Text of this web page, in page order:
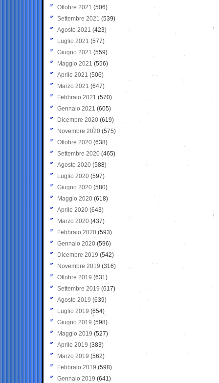
Ottobre 2021 (506)
Settembre 2021 (539)
Agosto 2021 (423)
Luglio 2021 (577)
Giugno 2021(559)
Maggio 2021 (556)
Aprile 2021 (506)
Marzo 2021 (647)
Febbraio 2021 (570)
Gennaio 2021 (605)
Dicembre 2020 (619)
Novembre 2020 (575)
Ottobre 2020 (638)
Settembre 2020(465)
Agosto 2020 (588)
Luglio 2020 (597)
Giugno 2020 (580)
Maggio 2020 (618)
Aprile 2020 (643)
Marzo 2020 (437)
Febbraio 2020 (593)
Gennaio 2020 (596)
Dicembre 2019 (542)
Novembre 2019 (316)
Ottobre 2019 (631)
Settembre 2019 (617)
Agosto 2019 (639)
Luglio 2019 (654)
Giugno 2019 (598)
Maggio 2019 (527)
Aprile 2019 (383)
Marzo 2019 (562)
Febbraio 2019 (598)
Gennaio 2019 (641)